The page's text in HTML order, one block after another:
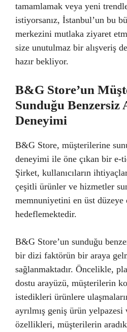
tamamlamak veya yeni
istiyorsanız, İstanbul’un bu
merkezini mutlaka ziyaret
size unutulmaz bir alışveriş
hazır bekliyor.
B&G Store’un
Sunduğu Benzersiz
Deneyimi
B&G Store, müşterilerine
deneyimi ile öne çıkan bir e-
Şirket, kullanıcıların
çeşitli ürünler ve hizmetler
memnuniyetini en üst düzeye
hedeflemektedir.
B&G Store’un sunduğu
bir dizi faktörün bir araya
sağlanmaktadır. Öncelikle,
dostu arayüzü, müşterilerin
istedikleri ürünlere
ayrılmış geniş ürün yelpazesi
özellikleri, müşterilerin